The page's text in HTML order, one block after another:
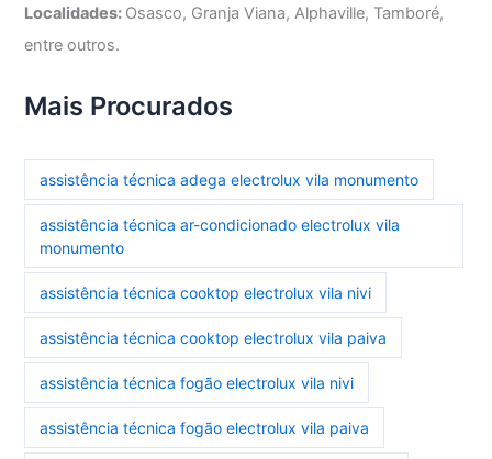
Localidades: Osasco, Granja Viana, Alphaville, Tamboré,
entre outros.
Mais Procurados
assistência técnica adega electrolux vila monumento
assistência técnica ar-condicionado electrolux vila
monumento
assistência técnica cooktop electrolux vila nivi
assistência técnica cooktop electrolux vila paiva
assistência técnica fogão electrolux vila nivi
assistência técnica fogão electrolux vila paiva